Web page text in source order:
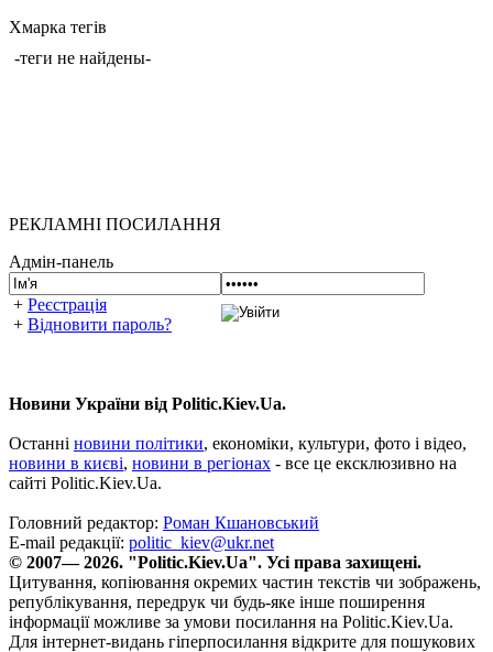
Хмарка тегів
-теги не найдены-
РЕКЛАМНІ ПОСИЛАННЯ
Адмін-панель
+ Реєстрація
+ Відновити пароль?
Новини України від Politic.Kiev.Ua.
Останні новини політики, економіки, культури, фото і відео,
новини в києві, новини в регіонах - все це ексклюзивно на
сайті Politic.Kiev.Ua.
Головний редактор: Роман Кшановський
E-mail редакції: politic_kiev@ukr.net
© 2007— 2026. "Politic.Kiev.Ua". Усі права захищені.
Цитування, копіювання окремих частин текстів чи зображень,
републікування, передрук чи будь-яке інше поширення
інформації можливе за умови посилання на Politic.Kiev.Ua.
Для інтернет-видань гіперпосилання відкрите для пошукових